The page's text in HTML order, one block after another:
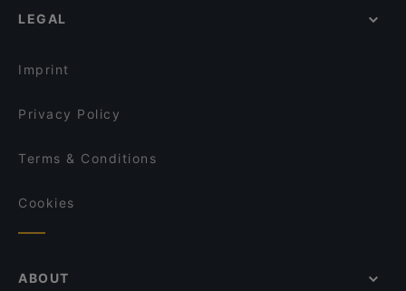
Endless
Funk Royal
Reishaus
Restaurants For Groups in Leipzig
LEGAL
Imprint
Privacy Policy
Terms & Conditions
Cookies
ABOUT